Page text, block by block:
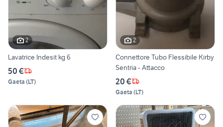
2
Lavatrice Indesit kg 6
50 €
Gaeta (LT)
2
Connettore Tubo Flessibile Kirby
Sentria - Attacco
20 €
Gaeta (LT)